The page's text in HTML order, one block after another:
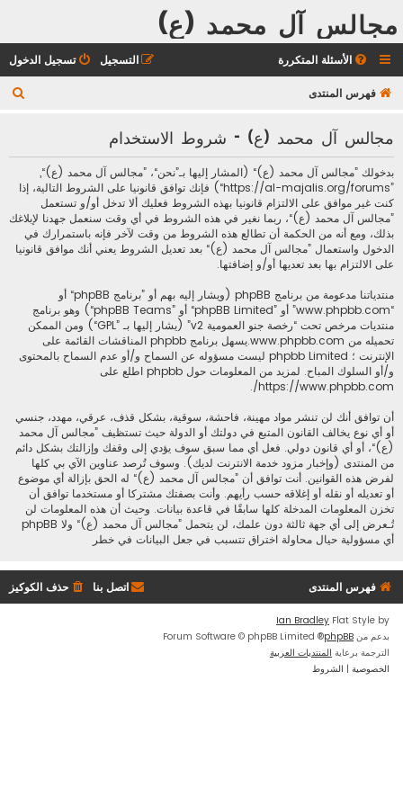
مجالس آل محمد (ع)
الأسئلة المتكررة تسجيل الدخول التسجيل
فهرس المنتدى
مجالس آل محمد (ع) - شروط الاستخدام
بدخولك ”مجالس آل محمد (ع)“ (المشار إليها بـ”نحن“، ”مجالس آل محمد (ع)“,
”https://al-majalis.org/forums“) فإنك توافق قانونيا على الشروط التالية، إذا
كنت غير موافق على الالتزام قانونيا بهذه الشروط فعليك ألا تدخل أو/و تستعمل
”مجالس آل محمد (ع)“، ربما نغير في هذه الشروط في أي وقت سنعمل جهدنا لإبلاغك
بذلك، ومع أنه من الحكمة أن تطالع هذه الشروط من وقت لآخر فإنه باستمرارك في
الدخول واستعمال ”مجالس آل محمد (ع)“ بعد تعديل الشروط يعني أنك موافق قانونيا
على الالتزام بها بعد تعديها أو/و إضافتها.
منتدياتنا مدعومة من برنامج phpBB (ويشار إليه بهم أو ”برنامج phpBB“ أو
“www.phpbb.com” أو ”phpBB Limited“ أو ”phpBB Teams“) وهو برنامج
منتديات مرخص تحت “رخصة جنو العمومية v2
” (يشار إليها بـ ”GPL“) ومن الممكن
تحميله من www.phpbb.com
.يسهل برنامج phpbb المناقشات القائمة على
الإنترنت ؛ phpbb Limited ليست مسؤوله عن السماح و/أو عدم السماح بالمحتوى
و/أو السلوك المباح. لمزيد من المعلومات حول phpbb اطلع على
https://www.phpbb.com/
.
أن توافق أنك لن تنشر مواد مهينة، فاحشة، سوقية، بشكل قذف، عرقي، مهدد، جنسي
أو أي نوع يخالف القانون المتبع في دولتك أو الدولة حيث تستظيف ”مجالس آل محمد
(ع)“، أو أي قانون دولي. فعل أي مما سبق سوف يؤدي إلى وقفك وإزالتك بشكل دائم
من المنتدى (وإخبار مزود خدمة الانترنت لديك). وسوف تُرصد عناوين الآي بي كلها
لفرض هذه القوانين. أنت توافق أن ”مجالس آل محمد (ع)“ له الحق بإزالة أي موضوع
أو تعديله أو نقله أو إغلاقه حسب رأيهم. وأنت بصفتك مشتركا أو مستخدما توافق أن
تخزن المعلومات المدخلة كلها سابقًا في قاعدة بيانات. وحيث أن هذه المعلومات لن
تُـعرض إلى أي جهة ثالثة دون علمك، لن يتحمل ”مجالس آل محمد (ع)“ ولا phpBB
أي مسؤولية حيال محاولة اختراق تتسبب في جعل البيانات في خطر
فهرس المنتدى حذف الكوكيز اتصل بنا
Flat Style by
Ian Bradley
بدعم من phpBB
® Forum Software © phpBB Limited
الترجمة برعاية المنتديات العربية
الخصوصية | الشروط